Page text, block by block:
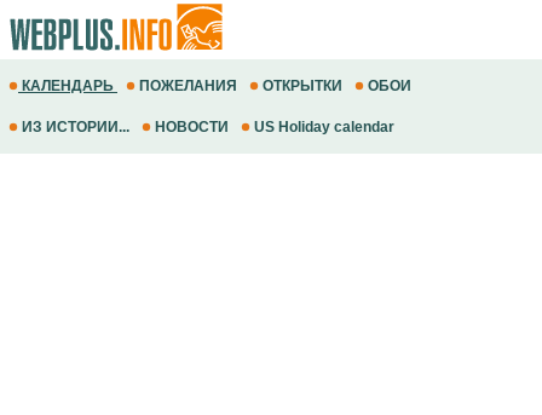
КАЛЕНДАРЬ ПОЖЕЛАНИЯ ОТКРЫТКИ ОБОИ
ИЗ ИСТОРИИ... НОВОСТИ US Holiday calendar